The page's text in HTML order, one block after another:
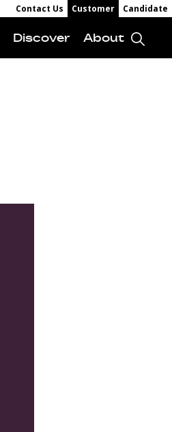
Contact Us Customer Candidate
Discover About